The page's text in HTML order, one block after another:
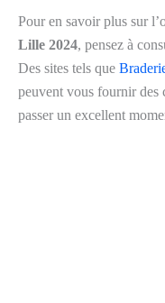
Pour en savoir plus sur
Lille 2024, pensez à
Des sites tels que
peuvent vous fournir des
passer un excellent